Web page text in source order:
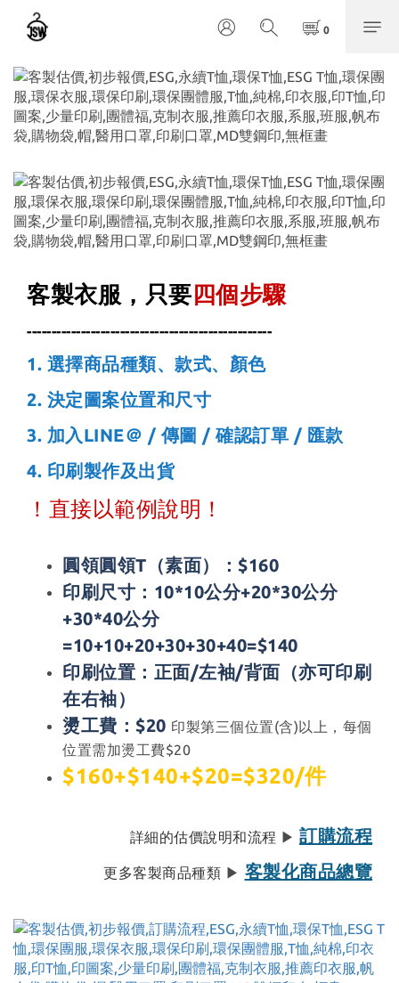
客製衣服，只要 四個步驟
--------------------------------------------------
1. 選擇商品種類、款式、顏色
2. 決定圖案位置和尺寸
3. 加入LINE＠ / 傳圖 / 確認訂單 / 匯款
4. 印刷製作及出貨
！直接以範例說明！
圓領圓領T（素面）：$160
印刷尺寸：10*10公分+20*30公分
+30*40公分
=10+10+20+30+30+40=$140
印刷位置： 正面/左袖/背面（亦可印刷
在右袖）
燙工費：$20 印製第三個位置(含)以上，每個
位置需加燙工費$20
$160+$140+$20=$320/件
詳細的估價說明和流程 ▶ 訂購流程
更多客製商品種類 ▶ 客製化商品總覽